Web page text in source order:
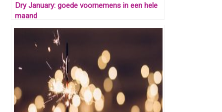
Dry January: goede voornemens in een hele
maand